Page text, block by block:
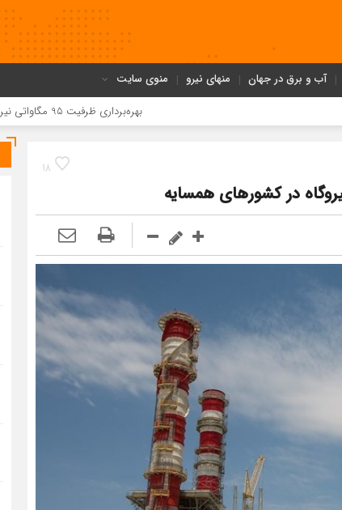
آب و برق در جهان منهای نیرو منوی سایت
بهره‌برداری ظرفیت 95 مگاواتی نیروگاه خورشیدی شمس‌آباد در آینده نزدیک
18